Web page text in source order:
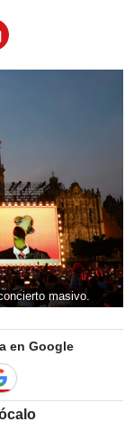
masivo.
en Google